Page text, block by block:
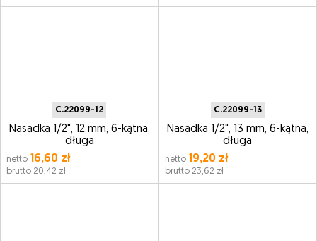
C.22099-12
Nasadka 1/2", 12 mm, 6-kątna,
długa
netto 16,60 zł
brutto 20,42 zł
C.22099-13
Nasadka 1/2", 13 mm, 6-kątna,
długa
netto19,20 zł
brutto 23,62 zł